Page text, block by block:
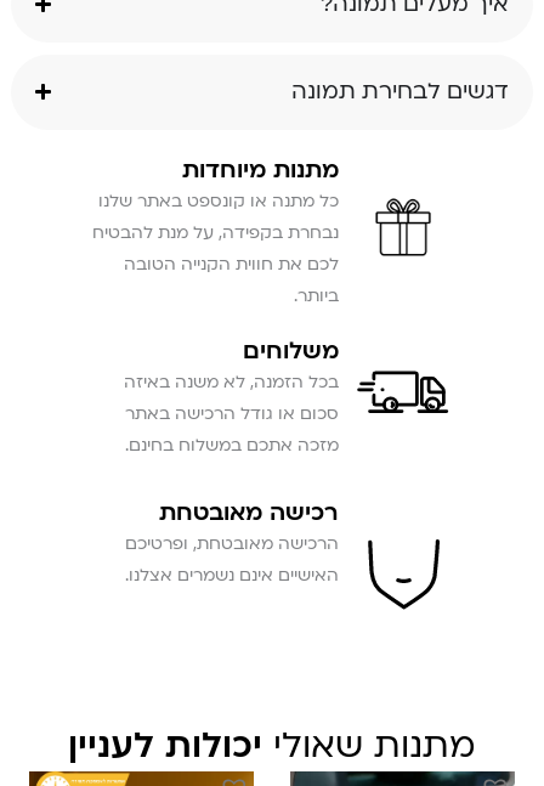
דגשים לבחירת תמונה
מתנות מיוחדות
כל מתנה או קונספט באתר שלנו
נבחרת בקפידה, על מנת להבטיח
לכם את חווית הקנייה הטובה
ביותר.
משלוחים
בכל הזמנה, לא משנה באיזה
סכום או גודל הרכישה באתר
מזכה אתכם במשלוח בחינם.
רכישה מאובטחת
הרכישה מאובטחת, ופרטיכם
האישיים אינם נשמרים אצלנו.
מתנות שאולי יכולות לעניין
המחיר
המחיר